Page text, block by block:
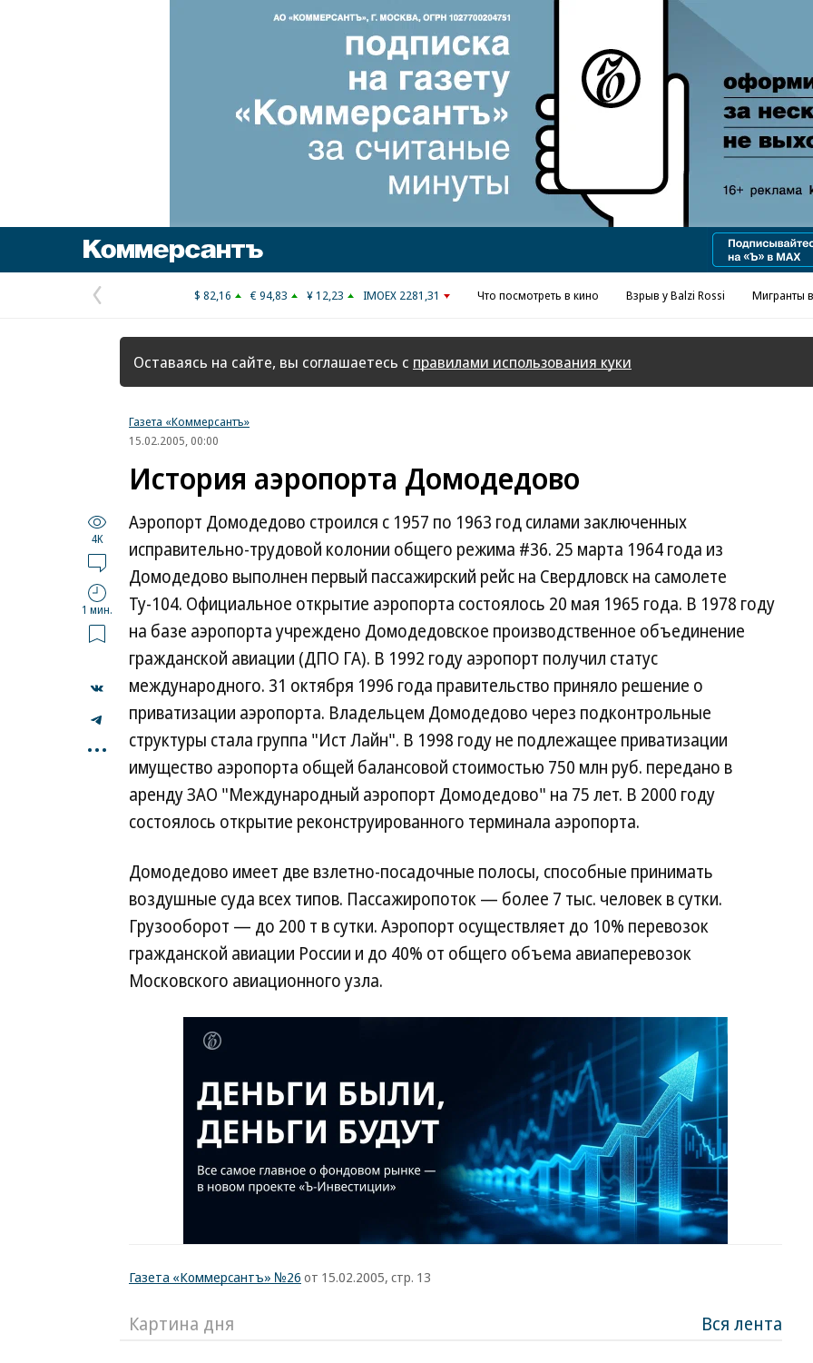
Предыдущая
страница
$ 82,16 € 94,83 ¥ 12,23 IMOEX 2281,31 Что посмотреть в кино Взрыв у Balzi Rossi Мигранты
Оставаясь на сайте, вы соглашаетесь с правилами использования куки
Газета «Коммерсантъ»
15.02.2005, 00:00
История аэропорта Домодедово
4K
1 мин.
...
Аэропорт Домодедово строился с 1957 по 1963 год силами заключенных
исправительно-трудовой колонии общего режима #36. 25 марта 1964 года из
Домодедово выполнен первый пассажирский рейс на Свердловск на самолете
Ту-104. Официальное открытие аэропорта состоялось 20 мая 1965 года. В 1978 году
на базе аэропорта учреждено Домодедовское производственное объединение
гражданской авиации (ДПО ГА). В 1992 году аэропорт получил статус
международного. 31 октября 1996 года правительство приняло решение о
приватизации аэропорта. Владельцем Домодедово через подконтрольные
структуры стала группа "Ист Лайн". В 1998 году не подлежащее приватизации
имущество аэропорта общей балансовой стоимостью 750 млн руб. передано в
аренду ЗАО "Международный аэропорт Домодедово" на 75 лет. В 2000 году
состоялось открытие реконструированного терминала аэропорта.
Домодедово имеет две взлетно-посадочные полосы, способные принимать
воздушные суда всех типов. Пассажиропоток — более 7 тыс. человек в сутки.
Грузооборот — до 200 т в сутки. Аэропорт осуществляет до 10% перевозок
гражданской авиации России и до 40% от общего объема авиаперевозок
Московского авиационного узла.
Газета «Коммерсантъ» №26 от 15.02.2005, стр. 13
Картина дня Вся лента